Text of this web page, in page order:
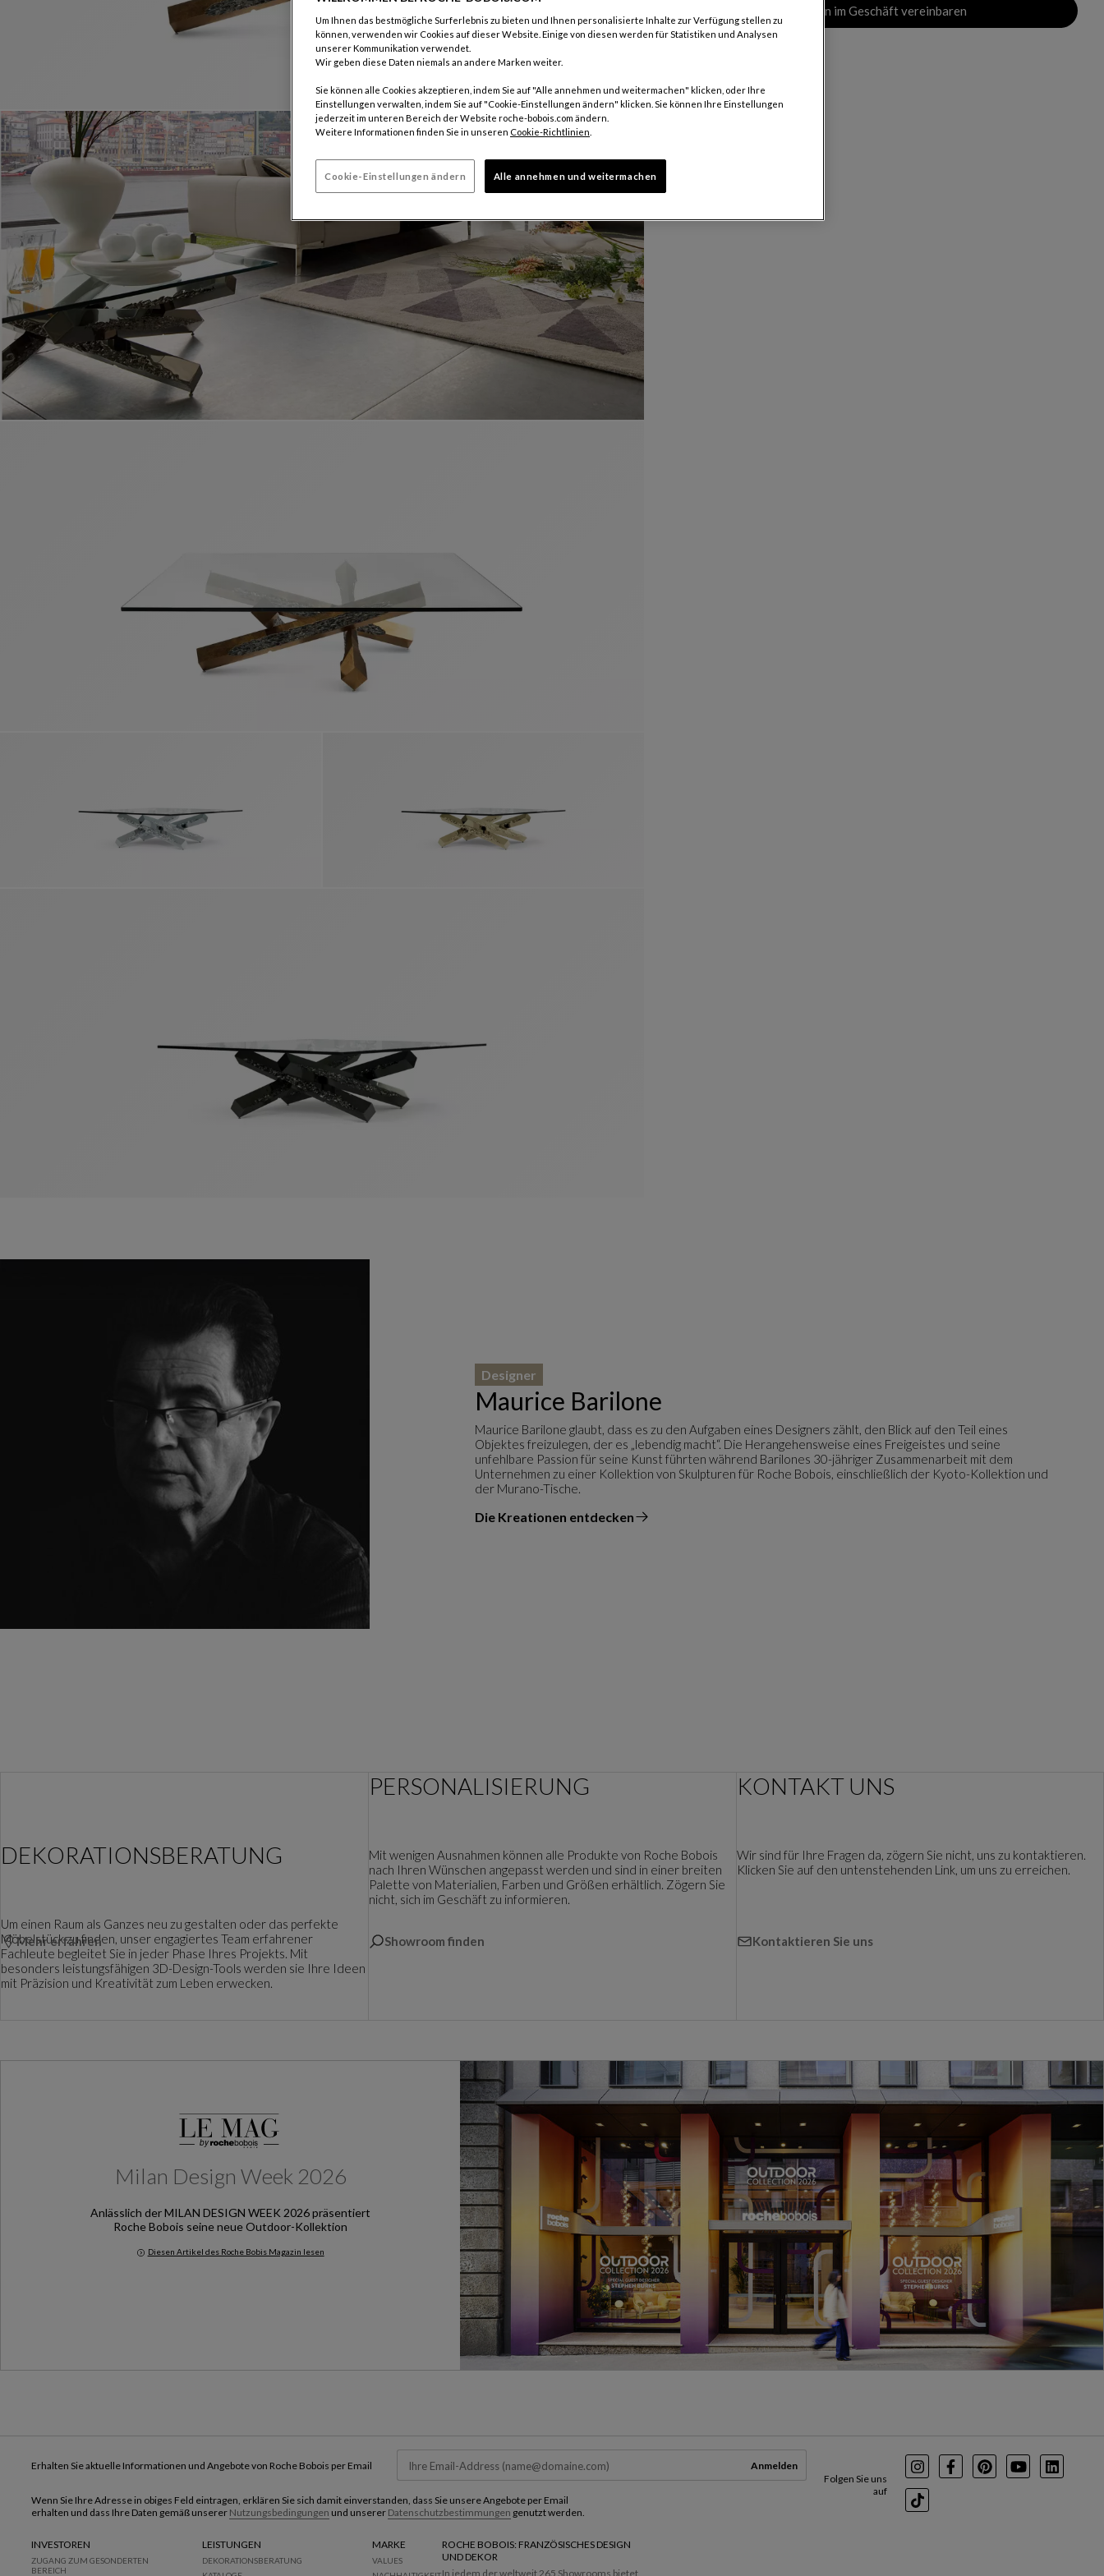
Termin im Geschäft vereinbaren
Maurice Barilone
Designer
Maurice Barilone glaubt, dass es zu den Aufgaben eines Designers zählt, den Blick auf den Teil eines
Objektes freizulegen, der es „lebendig macht“. Die Herangehensweise eines Freigeistes und seine
unfehlbare Passion für seine Kunst führten während Barilones 30-jähriger Zusammenarbeit mit dem
Unternehmen zu einer Kollektion von Skulpturen für Roche Bobois, einschließlich der Kyoto-Kollektion und
der Murano-Tische.
Die Kreationen entdecken
vom Designer
DEKORATIONSBERATUNG
Um einen Raum als Ganzes neu zu gestalten oder das perfekte
Möbelstück zu finden, unser engagiertes Team erfahrener
Fachleute begleitet Sie in jeder Phase Ihres Projekts. Mit
besonders leistungsfähigen 3D-Design-Tools werden sie Ihre Ideen
mit Präzision und Kreativität zum Leben erwecken.
Mehr erfahren
PERSONALISIERUNG
Mit wenigen Ausnahmen können alle Produkte von Roche Bobois
nach Ihren Wünschen angepasst werden und sind in einer breiten
Palette von Materialien, Farben und Größen erhältlich. Zögern Sie
nicht, sich im Geschäft zu informieren.
Showroom finden
KONTAKT UNS
Wir sind für Ihre Fragen da, zögern Sie nicht, uns zu kontaktieren.
Klicken Sie auf den untenstehenden Link, um uns zu erreichen.
Kontaktieren Sie uns
Milan Design Week 2026
Anlässlich der MILAN DESIGN WEEK 2026 präsentiert
Roche Bobois seine neue Outdoor-Kollektion
Diesen Artikel des Roche Bobis Magazin lesen
Milan Design Week 2026
Folgen Sie uns
auf
InstagramFacebookPinterest
Youtube
TikTok
Erhalten Sie aktuelle Informationen und Angebote von Roche Bobois per Email Anmelden
Wenn Sie Ihre Adresse in obiges Feld eintragen, erklären Sie sich damit einverstanden, dass Sie unsere Angebote per Email
erhalten und dass Ihre Daten gemäß unserer Nutzungsbedingungen und unserer Datenschutzbestimmungen genutzt werden.
INVESTOREN
ZUGANG ZUM GESONDERTEN
BEREICH
LEISTUNGEN
DEKORATIONSBERATUNG
MARKE
VALUES
ROCHE BOBOIS: FRANZÖSISCHES DESIGN
UND DEKOR
In jedem der weltweit 265 Showrooms bietet
Um Ihnen das bestmögliche Surferlebnis zu bieten und Ihnen personalisierte Inhalte zur Verfügung stellen zu
können, verwenden wir Cookies auf dieser Website. Einige von diesen werden für Statistiken und Analysen
unserer Kommunikation verwendet.
Wir geben diese Daten niemals an andere Marken weiter.
Sie können alle Cookies akzeptieren, indem Sie auf "Alle annehmen und weitermachen" klicken, oder Ihre
Einstellungen verwalten, indem Sie auf "Cookie-Einstellungen ändern" klicken. Sie können Ihre Einstellungen
jederzeit im unteren Bereich der Website roche-bobois.com ändern.
Weitere Informationen finden Sie in unseren Cookie-Richtlinien
Cookie-Einstellungen ändern Alle annehmen und weitermachen